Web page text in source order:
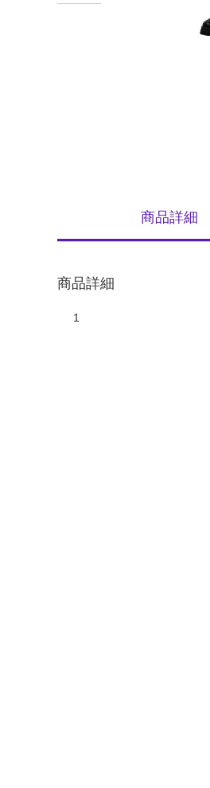
商品詳細
商品詳細
1